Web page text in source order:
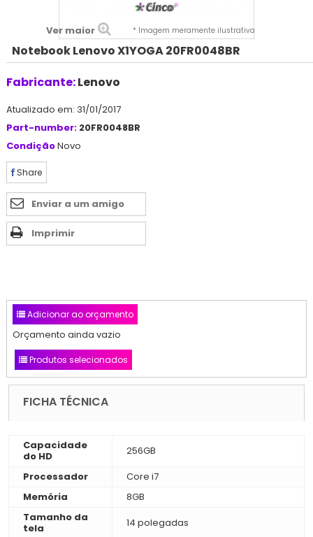
Ver maior * Imagem meramente ilustrativa
Notebook Lenovo X1YOGA 20FR0048BR
Fabricante:Lenovo
Atualizado em: 31/01/2017
Part-number: 20FR0048BR
CondiçãoNovo
Share
Enviar a um amigo
Imprimir
Adicionar ao orçamento
Orçamento ainda vazio
Produtos selecionados
FICHA TÉCNICA
Capacidade
do HD
256GB
Processador
Core i7
Memória
8GB
Tamanho da
tela
14 polegadas